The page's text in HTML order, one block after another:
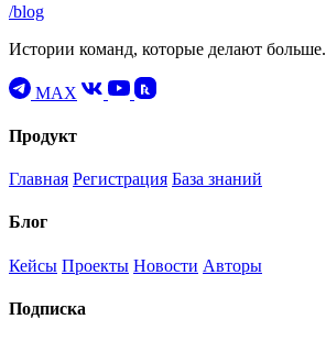
/blog
Истории команд, которые делают больше.
MAX
Продукт
Главная Регистрация База знаний
Блог
Кейсы Проекты Новости Авторы
Подписка